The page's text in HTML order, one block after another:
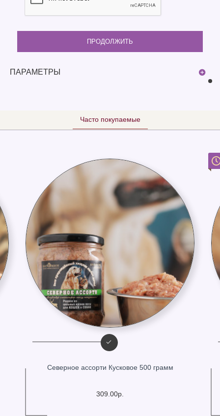
ПРОДОЛЖИТЬ
ПАРАМЕТРЫ
Часто покупаемые
Северное ассорти Кусковое 500 грамм
309.00р.